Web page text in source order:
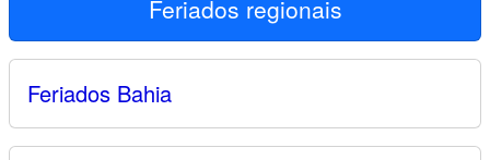
Feriados regionais
Feriados Bahia